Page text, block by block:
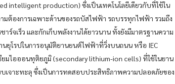
intelligent production) ซึ่งเป็นเทคโนโลยีเดียวกับที่ใช้ใน
มต้องการเฉพาะด้านของรถบัสไฟฟ้า รถบรรทุกไฟฟ้า รวมถึง
จเร็ว และกักเก็บพลังงานได้ยาวนาน ทั้งยังมีมาตรฐานความ
นยุโรปในการอนุมัติยานยนต์ไฟฟ้าที่วิ่งบนถนน หรือ IEC
มไอออนทุติยภูมิ (secondary lithium-ion cells) ที่ใช้ในยาน
เจาะทะลุ ซึ่งเป็นการทดสอบประสิทธิภาพความปลอดภัยของ